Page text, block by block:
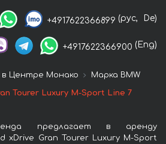
+4917622366899 (рус, De)
+4917622366900 (Eng)
Центре Монако Марка BMW
Tourer Luxury M-Sport Line 7
предлагает в аренду
xDrive Gran Tourer Luxury M-Sport